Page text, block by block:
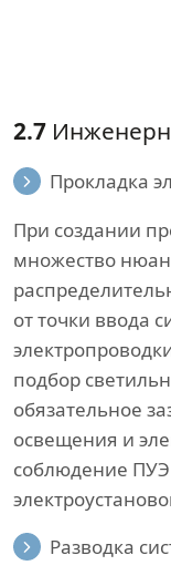
2.7
Прокладка
При создании
множество
от точки ввода
подбор
обязательное
освещения и
соблюдение
Разводка